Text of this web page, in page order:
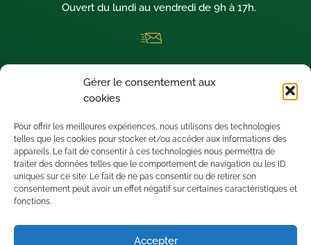
Gérer le consentement aux
cookies
Pour offrir les meilleures expériences, nous utilisons des technologies
telles que les cookies pour stocker et/ou accéder aux informations des
appareils. Le fait de consentir à ces technologies nous permettra de
traiter des données telles que le comportement de navigation ou les ID
uniques sur ce site. Le fait de ne pas consentir ou de retirer son
consentement peut avoir un effet négatif sur certaines caractéristiques et
fonctions.
Accepter
Ouvert du lundi au vendredi de 9h à 17h.
Nous sommes situés à SAINT-LEU D’ESSERENT (60340) dans le